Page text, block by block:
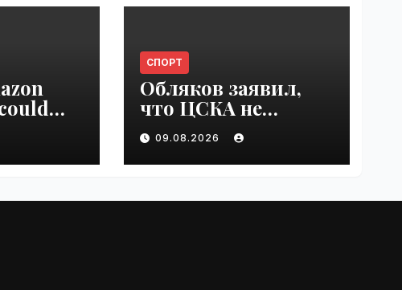
in
СПОРТ
Обляков заявил,
что ЦСКА не
хватает Акинфеева
| VseTime.ru
09.08.2026